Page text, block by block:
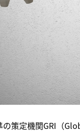
策定機関GRI（